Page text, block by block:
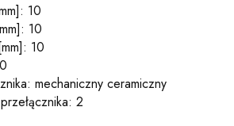
10
10
10
mechaniczny ceramiczny
2